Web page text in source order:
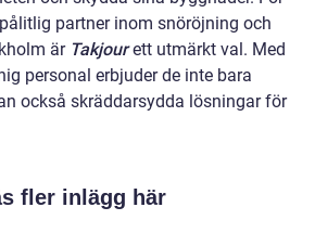
partner inom snöröjning och
är Takjour ett utmärkt val. Med
personal erbjuder de inte bara
också skräddarsydda lösningar för
fler inlägg här